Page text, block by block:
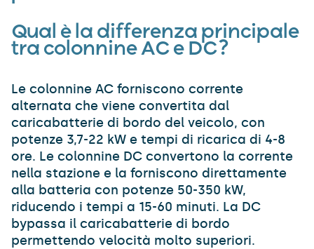
Qual è la differenza principale
tra colonnine AC e DC?
Le colonnine AC forniscono corrente
alternata che viene convertita dal
caricabatterie di bordo del veicolo, con
potenze 3,7-22 kW e tempi di ricarica di 4-8
ore. Le colonnine DC convertono la corrente
nella stazione e la forniscono direttamente
alla batteria con potenze 50-350 kW,
riducendo i tempi a 15-60 minuti. La DC
bypassa il caricabatterie di bordo
permettendo velocità molto superiori.​